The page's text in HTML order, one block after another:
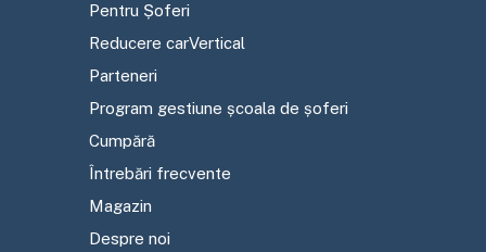
Pentru Șoferi
Reducere carVertical
Parteneri
Program gestiune școala de șoferi
Cumpără
Întrebări frecvente
Magazin
Despre noi